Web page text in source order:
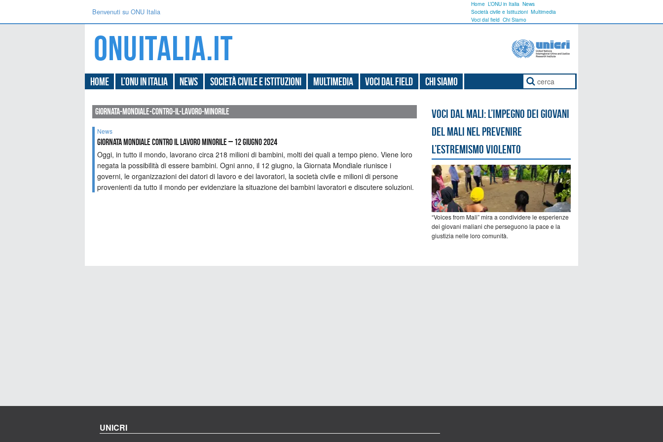
Benvenuti su ONU Italia
Home L’ONU in Italia News
Società civile e Istituzioni Multimedia
Voci dal field Chi Siamo
Home L’ONU in Italia News Società civile e Istituzioni Multimedia Voci dal field Chi Siamo
giornata-mondiale-contro-il-lavoro-minorile
News
Giornata mondiale contro il lavoro minorile – 12 giugno 2024
Oggi, in tutto il mondo, lavorano circa 218 milioni di bambini, molti dei quali a tempo pieno. Viene loro
negata la possibilità di essere bambini. Ogni anno, il 12 giugno, la Giornata Mondiale riunisce i
governi, le organizzazioni dei datori di lavoro e dei lavoratori, la società civile e milioni di persone
provenienti da tutto il mondo per evidenziare la situazione dei bambini lavoratori e discutere soluzioni.
Voci dal Mali: l’impegno dei giovani
del Mali nel prevenire
l’estremismo violento
“Voices from Mali” mira a condividere le esperienze
dei giovani maliani che perseguono la pace e la
giustizia nelle loro comunità.
UNICRI